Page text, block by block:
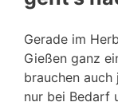
Gerade im
Gießen ganz
brauchen auch
nur bei Bedarf